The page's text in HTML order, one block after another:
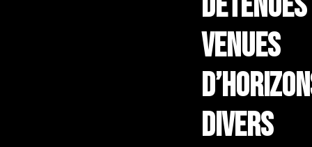
venues
divers